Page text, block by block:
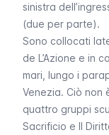
sinistra
(due per parte).
Sono collocati
de L’Azione e in
mari, lungo i
Venezia. Ciò non
quattro gruppi
Sacrificio e Il